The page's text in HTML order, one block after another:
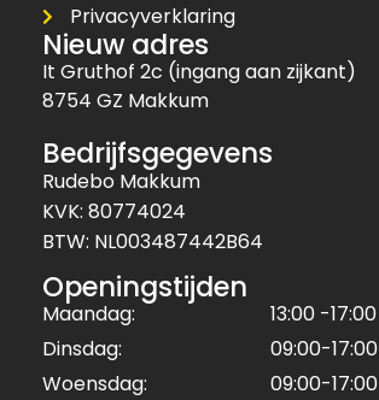
Privacyverklaring
Nieuw adres
It Gruthof 2c (ingang aan zijkant)
8754 GZ Makkum
Bedrijfsgegevens
Rudebo Makkum
KVK: 80774024
BTW: NL003487442B64
Openingstijden
Maandag:
13:00 -17:00
Dinsdag:
09:00-17:00
Woensdag:
09:00-17:00